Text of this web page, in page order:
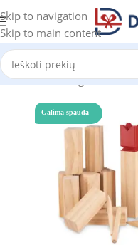
Skip to navigation
Skip to main content
Pradžia Katalogas Prekes
Galima spauda